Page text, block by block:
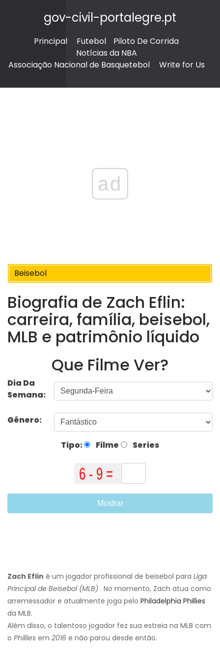
gov-civil-portalegre.pt
Principal Futebol
Piloto De Corrida
Notícias da NBA
Associação Nacional de Basquetebol
Write for Us
ad
Beisebol
Biografia de Zach Eflin:
carreira, família, beisebol,
MLB e patrimônio líquido
Que Filme Ver?
Dia Da
Semana:
Gênero:
Tipo: Filme Series
Mostrar
Zach Eflin é um jogador profissional de beisebol para Liga
Principal de Beisebol (MLB) . No momento, Zach atua como
arremessador e atualmente joga pelo Philadelphia Phillies
da MLB.
Além disso, o talentoso jogador fez sua estreia na MLB com
o Phillies em 2016 e não parou desde então.